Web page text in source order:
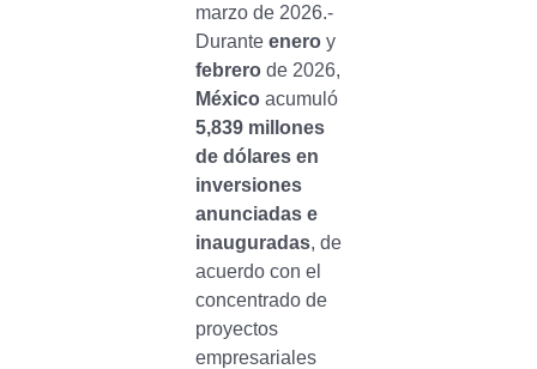
marzo de 2026.-
Durante eneroy
febrero de 2026,
Méxicoacumuló
5,839 millones
de dólares en
inversiones
anunciadas e
inauguradas, de
acuerdo con el
concentrado de
proyectos
empresariales